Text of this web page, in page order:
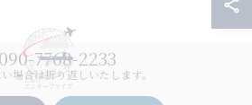
090-7768-2233
場合は折り返しいたします。